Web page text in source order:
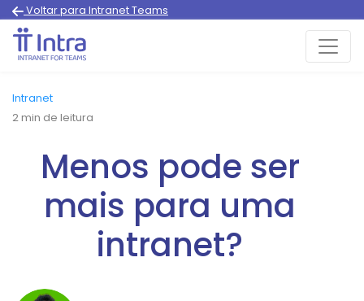
Voltar para Intranet Teams
Intranet
2min de leitura
Menos pode ser
mais para uma
intranet?